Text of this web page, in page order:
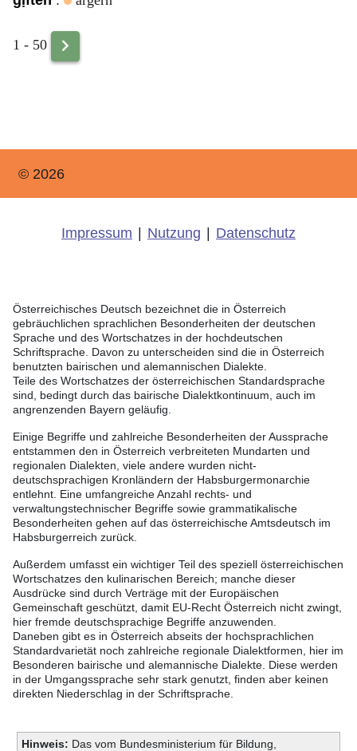
1 - 50
© 2026
Impressum Nutzung Datenschutz
Österreichisches Deutsch bezeichnet die in Österreich
gebräuchlichen sprachlichen Besonderheiten der deutschen
Sprache und des Wortschatzes in der hochdeutschen
Schriftsprache. Davon zu unterscheiden sind die in Österreich
benutzten bairischen und alemannischen Dialekte.
Teile des Wortschatzes der österreichischen Standardsprache
sind, bedingt durch das bairische Dialektkontinuum, auch im
angrenzenden Bayern geläufig.
Einige Begriffe und zahlreiche Besonderheiten der Aussprache
entstammen den in Österreich verbreiteten Mundarten und
regionalen Dialekten, viele andere wurden nicht-
deutschsprachigen Kronländern der Habsburgermonarchie
entlehnt. Eine umfangreiche Anzahl rechts- und
verwaltungstechnischer Begriffe sowie grammatikalische
Besonderheiten gehen auf das österreichische Amtsdeutsch im
Habsburgerreich zurück.
Außerdem umfasst ein wichtiger Teil des speziell österreichischen
Wortschatzes den kulinarischen Bereich; manche dieser
Ausdrücke sind durch Verträge mit der Europäischen
Gemeinschaft geschützt, damit EU-Recht Österreich nicht zwingt,
hier fremde deutschsprachige Begriffe anzuwenden.
Daneben gibt es in Österreich abseits der hochsprachlichen
Standardvarietät noch zahlreiche regionale Dialektformen, hier im
Besonderen bairische und alemannische Dialekte. Diese werden
in der Umgangssprache sehr stark genutzt, finden aber keinen
direkten Niederschlag in der Schriftsprache.
Hinweis: Das vom Bundesministerium für Bildung,